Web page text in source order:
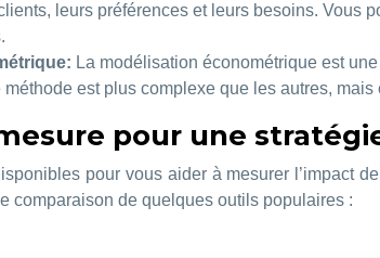
leurs préférences et leurs besoins.
La modélisation économétrique est
est plus complexe que les autres,
pour une
pour vous aider à mesurer l’impact
comparaison de quelques outils populaires :